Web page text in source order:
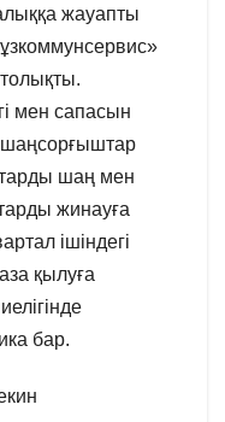
жауапты
мен сапасын
шаңсорғыштар
шаң мен
жинауға
ішіндегі
қылуға
бар.